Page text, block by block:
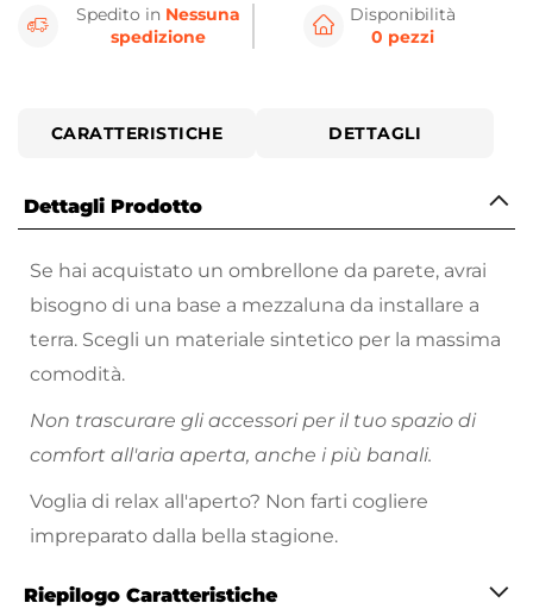
Spedito in Nessuna
spedizione
Disponibilità
0 pezzi
CARATTERISTICHE DETTAGLI
Dettagli Prodotto
Se hai acquistato un ombrellone da parete, avrai
bisogno di una base a mezzaluna da installare a
terra. Scegli un materiale sintetico per la massima
comodità.
Non trascurare gli accessori per il tuo spazio di
comfort all'aria aperta, anche i più banali.
Voglia di relax all'aperto? Non farti cogliere
impreparato dalla bella stagione.
Riepilogo Caratteristiche